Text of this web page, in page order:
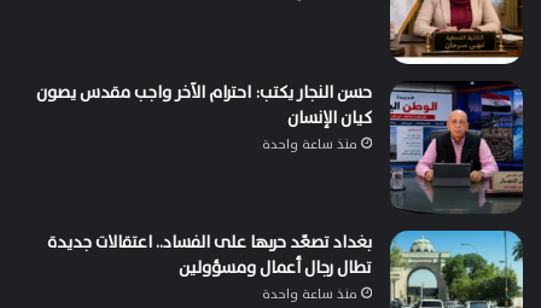
حسن النجار يكتب: احترام الآخر واجب مقدس يصون
كيان الإنسان
منذ ساعة واحدة
بغداد تصعّد حربها على الفساد.. اعتقالات جديدة
تطال رجال أعمال ومسؤولين
منذ ساعة واحدة